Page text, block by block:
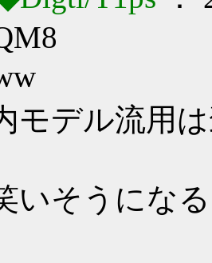
モデル流用
いそうになる